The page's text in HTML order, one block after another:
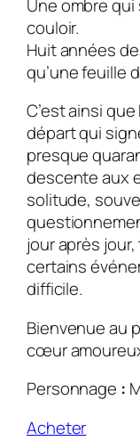
Une ombre qui
couloir.
Huit années
qu’une feuille
C’est ainsi
départ qui
presque
descente aux
solitude,
jour après
certains
difficile.
Bienvenue au
cœur
Personnage :
Acheter